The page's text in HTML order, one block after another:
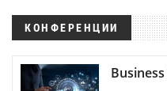
КОНФЕРЕНЦИИ